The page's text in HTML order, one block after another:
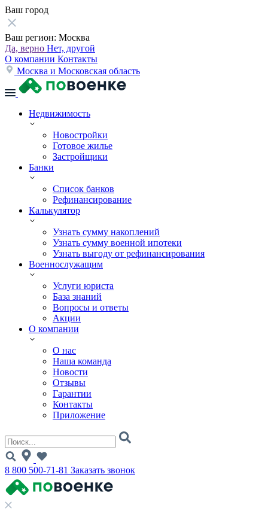
Ваш город
Ваш регион: Москва
Да, верно Нет, другой
О компании Контакты
Москва и Московская область
Недвижимость
Новостройки
Готовое жилье
Застройщики
Банки
Список банков
Рефинансирование
Калькулятор
Узнать сумму накоплений
Узнать сумму военной ипотеки
Узнать выгоду от рефинансирования
Военнослужащим
Услуги юриста
База знаний
Вопросы и ответы
Акции
О компании
О нас
Наша команда
Новости
Отзывы
Гарантии
Контакты
Приложение
8 800 500-71-81 Заказать звонок